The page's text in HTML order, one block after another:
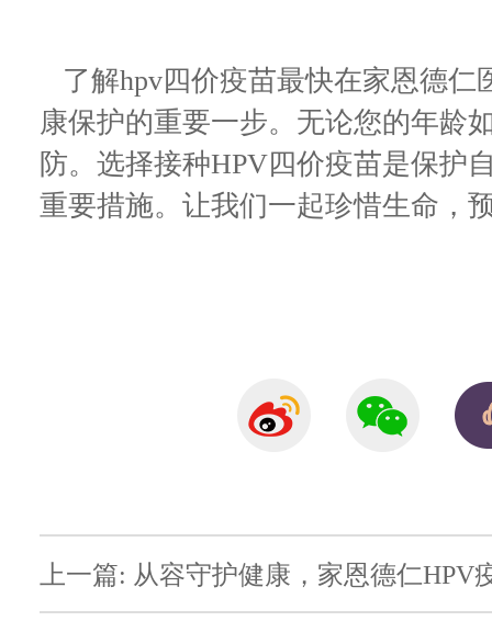
了解hpv四价疫苗最快在家恩德仁
康保护的重要一步。无论您的年龄
防。选择接种HPV四价疫苗是保护
重要措施。让我们一起珍惜生命，
上一篇: 从容守护健康，家恩德仁